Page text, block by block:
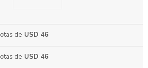
de USD 46
de USD 46